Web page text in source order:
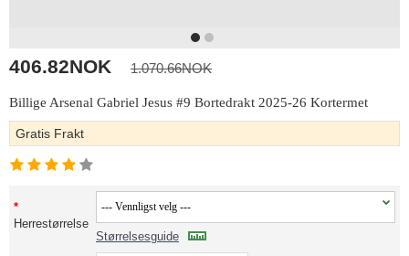
406.82NOK 1.070.66NOK
Billige Arsenal Gabriel Jesus #9 Bortedrakt 2025-26 Kortermet
Gratis Frakt
Herrestørrelse
Størrelsesguide